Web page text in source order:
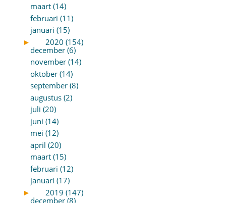
maart (14)
februari (11)
januari (15)
►
2020 (154)
december (6)
november (14)
oktober (14)
september (8)
augustus (2)
juli (20)
juni (14)
mei (12)
april (20)
maart (15)
februari (12)
januari (17)
►
2019 (147)
december (8)